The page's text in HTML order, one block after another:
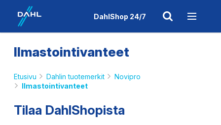
DahlShop 24/7
Ilmastointivanteet
Etusivu Dahlin tuotemerkit
Novipro
Ilmastointivanteet
Tilaa DahlShopista